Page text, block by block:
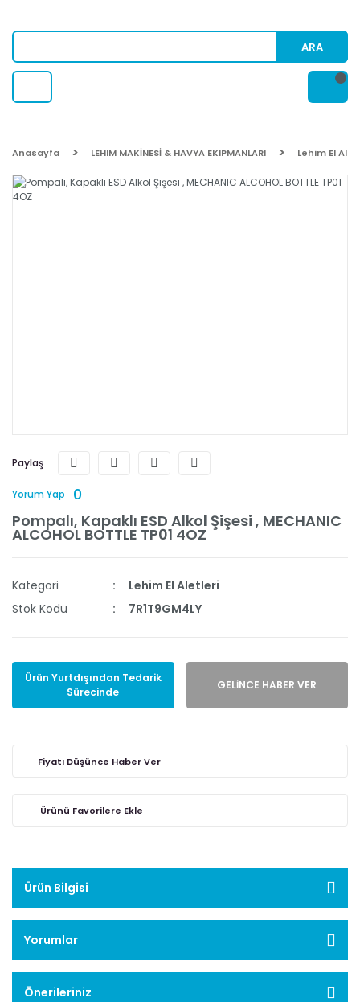
ARA
Anasayfa LEHIM MAKİNESİ & HAVYA EKIPMANLARI Lehim El
Paylaş
Yorum Yap
0
Pompalı, Kapaklı ESD Alkol Şişesi , MECHANIC
ALCOHOL BOTTLE TP01 4OZ
Kategori
Lehim El Aletleri
Stok Kodu
7R1T9GM4LY
Ürün Yurtdışından Tedarik
Sürecinde
GELİNCE HABER VER
Fiyatı Düşünce Haber Ver
Ürün Bilgisi
Yorumlar
Önerileriniz